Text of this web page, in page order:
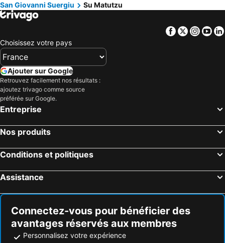
San Giovanni Suergiu
Su Matutzu
Facebook
Twitter
Choisissez votre pays
Ajouter sur Google
Retrouvez facilement nos résultats :
ajoutez trivago comme source
préférée sur Google.
Entreprise
Nos produits
Conditions et politiques
Assistance
Connectez-vous pour bénéficier des
avantages réservés aux membres
Personnalisez votre expérience